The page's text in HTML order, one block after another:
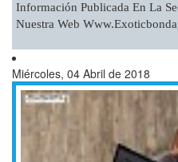
Información Publicada En La
Nuestra Web
Miércoles, 04 Abril de 2018